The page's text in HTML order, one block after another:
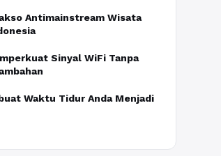
Antimainstream Wisata
Sinyal WiFi Tanpa
Waktu Tidur Anda Menjadi